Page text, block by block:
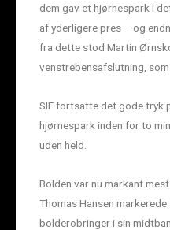
dem gav et hjørnespark i
af yderligere pres – og
fra dette stod Martin
venstrebensafslutning,
SIF fortsatte det gode tryk
hjørnespark inden for to
uden held.
Bolden var nu markant
Thomas Hansen
bolderobringer i sin